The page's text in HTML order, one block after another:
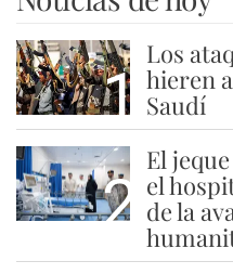
1
Los
hieren
Saudí
2
El
el
de la